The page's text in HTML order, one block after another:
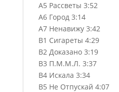
A5 Рассветы 3:52
A6 Город 3:14
A7 Ненавижу 3:42
B1 Сигареты 4:29
B2 Доказано 3:19
B3 П.М.М.Л. 3:37
B4 Искала 3:34
B5 Не Отпускай 4:07